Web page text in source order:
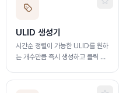
ULID 생성기
시간순 정렬이 가능한 ULID를 원하
는 개수만큼 즉시 생성하고 클릭 한